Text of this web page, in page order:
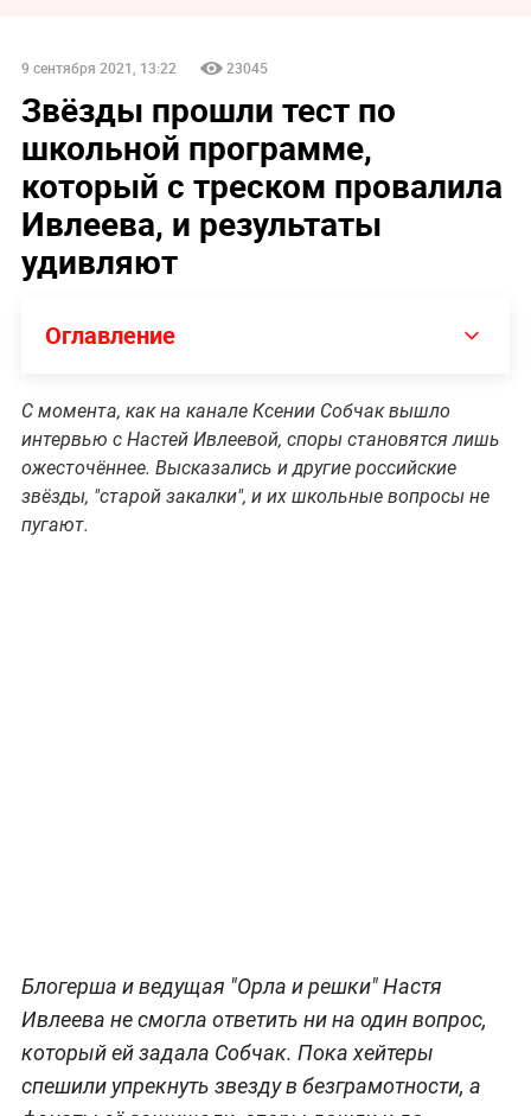
9 сентября 2021, 13:22 23045
Звёзды прошли тест по
школьной программе,
который с треском провалила
Ивлеева, и результаты
удивляют
Оглавление
С момента, как на канале Ксении Собчак вышло
интервью с Настей Ивлеевой, споры становятся лишь
ожесточённее. Высказались и другие российские
звёзды, "старой закалки", и их школьные вопросы не
пугают.
Блогерша и ведущая "Орла и решки" Настя
Ивлеева не смогла ответить ни на один вопрос,
который ей задала Собчак. Пока хейтеры
спешили упрекнуть звезду в безграмотности, а